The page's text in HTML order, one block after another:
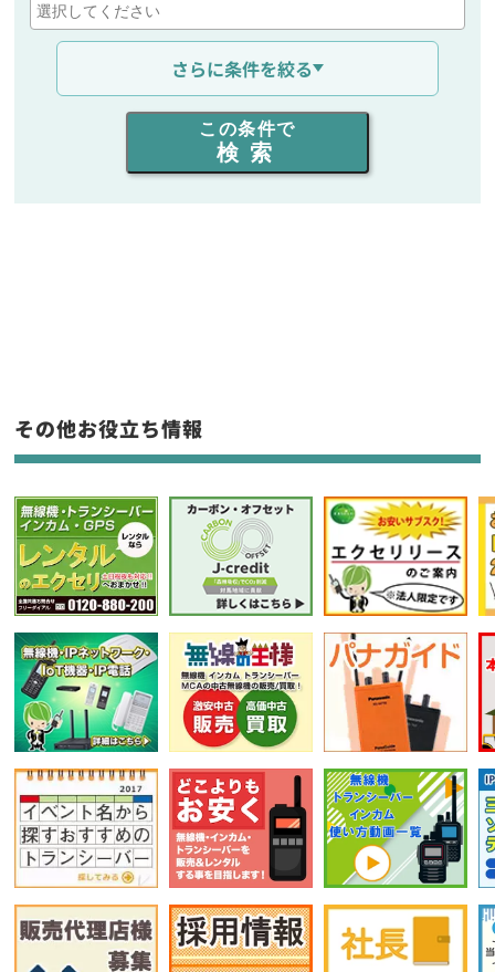
通信距離を選ぶ
出力を選ぶ
同時通話人数を選ぶ
フリーワード入力(製品名等)
選択条件をリセット
さらに条件を絞る
この条件で
検索
その他お役立ち情報